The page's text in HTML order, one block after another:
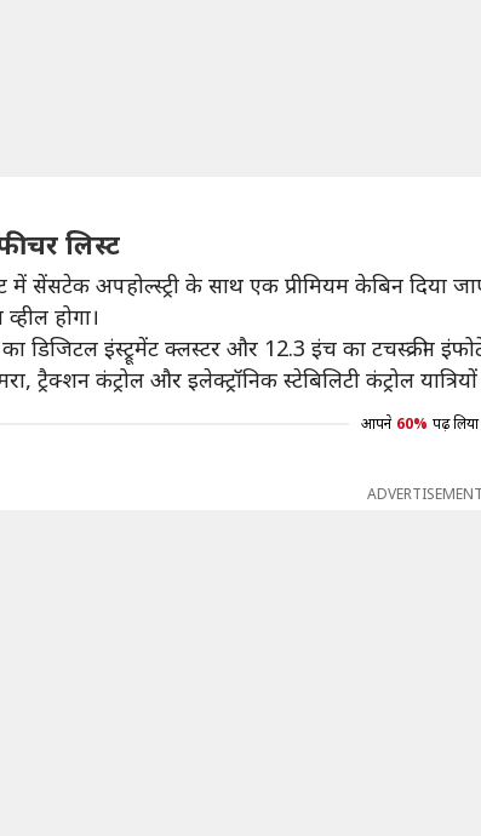
लिस्ट
में सेंसटेक अपहोल्स्ट्री के साथ एक प्रीमियम केबिन दिया
होगा।
डिजिटल इंस्ट्रूमेंट क्लस्टर और 12.3 इंच का टचस्क्रीन
ट्रैक्शन कंट्रोल और इलेक्ट्रॉनिक स्टेबिलिटी कंट्रोल
आपने 60% पढ़
ADVERTISEMENT